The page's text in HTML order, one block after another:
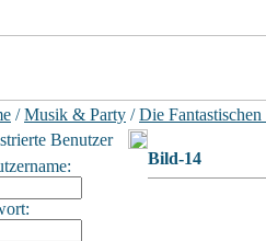
/Musik & Party /Die
Benutzer
Bild-14